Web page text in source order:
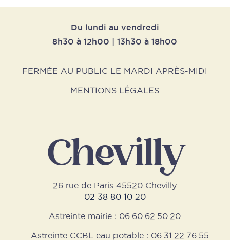
Du lundi au vendredi
8h30 à 12h00 | 13h30 à 18h00
FERMÉE AU PUBLIC LE MARDI APRÈS-MIDI
MENTIONS LÉGALES
Chevilly
26 rue de Paris 45520 Chevilly
02 38 80 10 20
Astreinte mairie : 06.60.62.50.20
Astreinte CCBL eau potable : 06.31.22.76.55